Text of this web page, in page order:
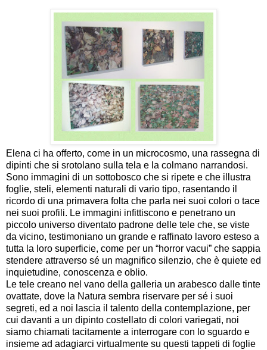
Elena ci ha offerto, come in un microcosmo, una rassegna di
dipinti che si srotolano sulla tela e la colmano narrandosi.
Sono immagini di un sottobosco che si ripete e che illustra
foglie, steli, elementi naturali di vario tipo, rasentando il
ricordo di una primavera folta che parla nei suoi colori o tace
nei suoi profili. Le immagini infittiscono e penetrano un
piccolo universo diventato padrone delle tele che, se viste
da vicino, testimoniano un grande e raffinato lavoro esteso a
tutta la loro superficie, come per un “horror vacui” che sappia
stendere attraverso sé un magnifico silenzio, che è quiete ed
inquietudine, conoscenza e oblio.
Le tele creano nel vano della galleria un arabesco dalle tinte
ovattate, dove la Natura sembra riservare per sé i suoi
segreti, ed a noi lascia il talento della contemplazione, per
cui davanti a un dipinto costellato di colori variegati, noi
siamo chiamati tacitamente a interrogare con lo sguardo e
insieme ad adagiarci virtualmente su questi tappeti di foglie